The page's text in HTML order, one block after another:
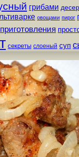
грибами
овощами пирог
приготовления
секреты слоеный суп